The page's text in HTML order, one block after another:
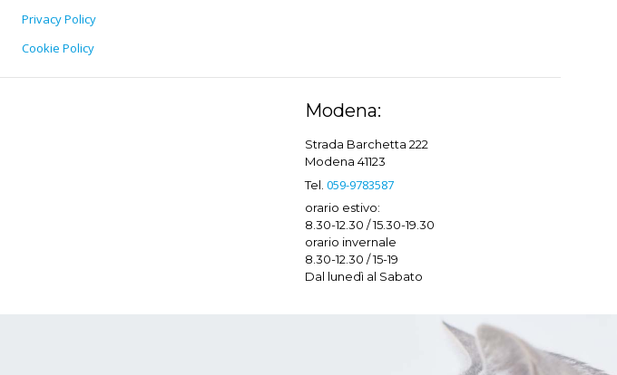
Privacy Policy
Cookie Policy
Modena:
Strada Barchetta 222
Modena 41123
Tel. 059-9783587
orario estivo:
8.30-12.30 / 15.30-19.30
orario invernale
8.30-12.30 / 15-19
Dal lunedì al Sabato